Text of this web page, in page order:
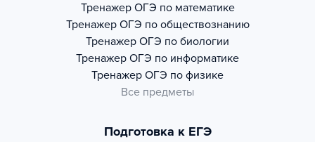
Тренажер ОГЭ по математике
Тренажер ОГЭ по обществознанию
Тренажер ОГЭ по биологии
Тренажер ОГЭ по информатике
Тренажер ОГЭ по физике
Все предметы
Подготовка к ЕГЭ